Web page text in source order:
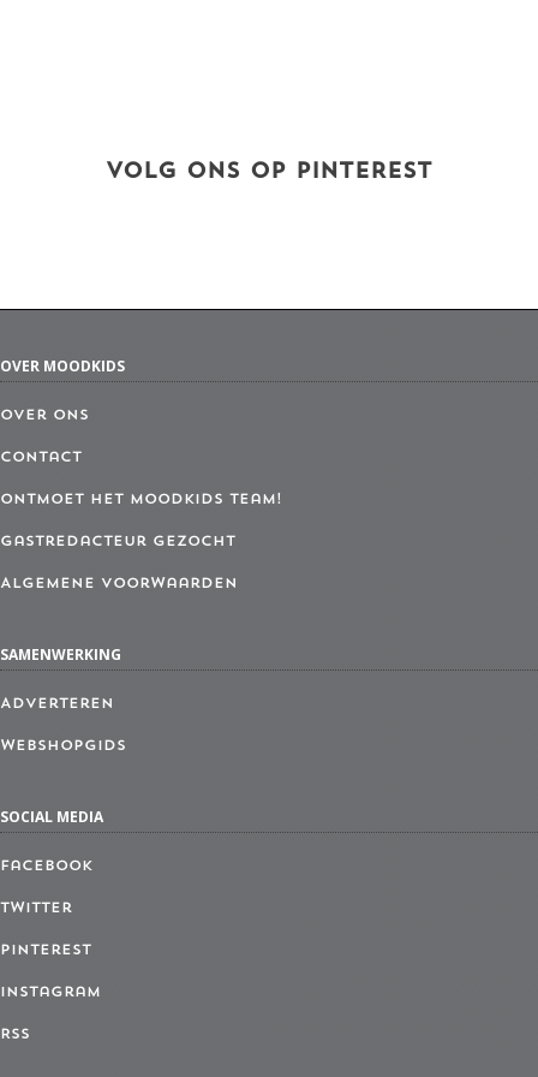
VOLG ONS OP PINTEREST
OVER MOODKIDS
Over ons
Contact
Ontmoet het MoodKids Team!
Gastredacteur gezocht
Algemene Voorwaarden
SAMENWERKING
Adverteren
Webshopgids
SOCIAL MEDIA
Facebook
Twitter
Pinterest
Instagram
RSS